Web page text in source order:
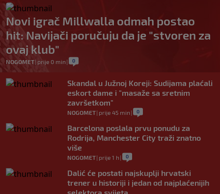
Novi igrač Millwalla odmah postao
hit: Navijači poručuju da je "stvoren za
ovaj klub"
NOGOMET| prije 0 min | 0
Skandal u Južnoj Koreji: Sudijama plaćali
eskort dame i "masaže sa sretnim
završetkom"
NOGOMET| prije 45 min | 0
Barcelona poslala prvu ponudu za
Rodrija, Manchester City traži znatno
više
NOGOMET| prije 1 h | 0
Dalić će postati najskuplji hrvatski
trener u historiji i jedan od najplaćenijih